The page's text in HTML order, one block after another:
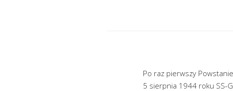
Po raz pierwszy
5 sierpnia 1944 roku SS-